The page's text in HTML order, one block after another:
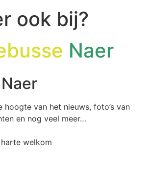
ook bij?
Naer
hoogte van het nieuws, foto’s van
en nog veel meer…
welkom